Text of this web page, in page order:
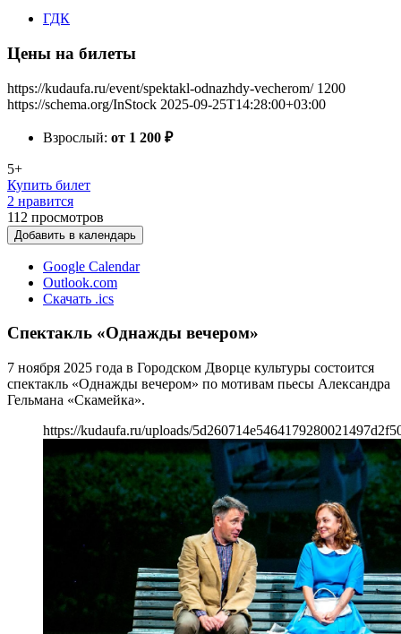
ГДК
Цены на билеты
https://kudaufa.ru/event/spektakl-odnazhdy-vecherom/ 1200
https://schema.org/InStock 2025-09-25T14:28:00+03:00
Взрослый: от 1 200 ₽
5+
Купить билет
2 нравится
112 просмотров
Добавить в календарь
Google Calendar
Outlook.com
Скачать .ics
Спектакль «Однажды вечером»
7 ноября 2025 года в Городском Дворце культуры состоится
спектакль «Однажды вечером» по мотивам пьесы Александра
Гельмана «Скамейка».
https://kudaufa.ru/uploads/